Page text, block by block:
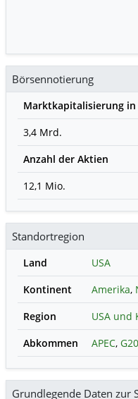
Börsennotierung
Marktkapitalisierung in
3,4 Mrd.
Anzahl der Aktien
12,1 Mio.
Standortregion
Land
USA
Kontinent
Amerika,
Region
USA und
Abkommen
APEC, G20
Grundlegende Daten zur